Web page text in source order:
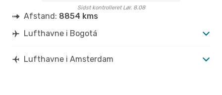
Sidst kontrolleret Lør. 8.08
Afstand: 8854 kms
Lufthavne i Bogotá
Lufthavne i Amsterdam